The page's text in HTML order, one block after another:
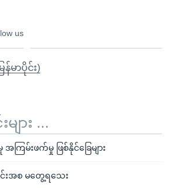
us
မာပိုင်း)
ား ...
ြမ်းဖက်မှု ဖြစ်နိုင်ခြေများ
းအစ မတွေ့ရသေး